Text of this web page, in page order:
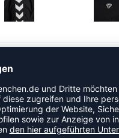
Ärmel. Es ist aus
den Schultern und